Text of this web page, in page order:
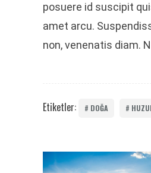
posuere id suscipit
amet arcu.
non, venenatis diam.
Etiketler: DOĞA